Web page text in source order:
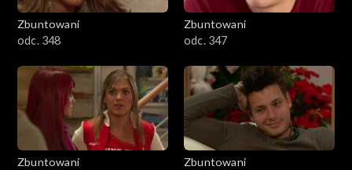
Zbuntowani
odc. 348
Zbuntowani
odc. 347
Zbuntowani
Zbuntowani